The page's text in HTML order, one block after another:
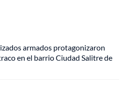
armados protagonizaron
en el barrio Ciudad Salitre de